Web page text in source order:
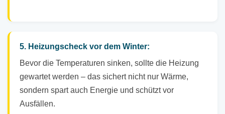
5. Heizungscheck vor dem Winter:
Bevor die Temperaturen sinken, sollte die Heizung
gewartet werden – das sichert nicht nur Wärme,
sondern spart auch Energie und schützt vor
Ausfällen.